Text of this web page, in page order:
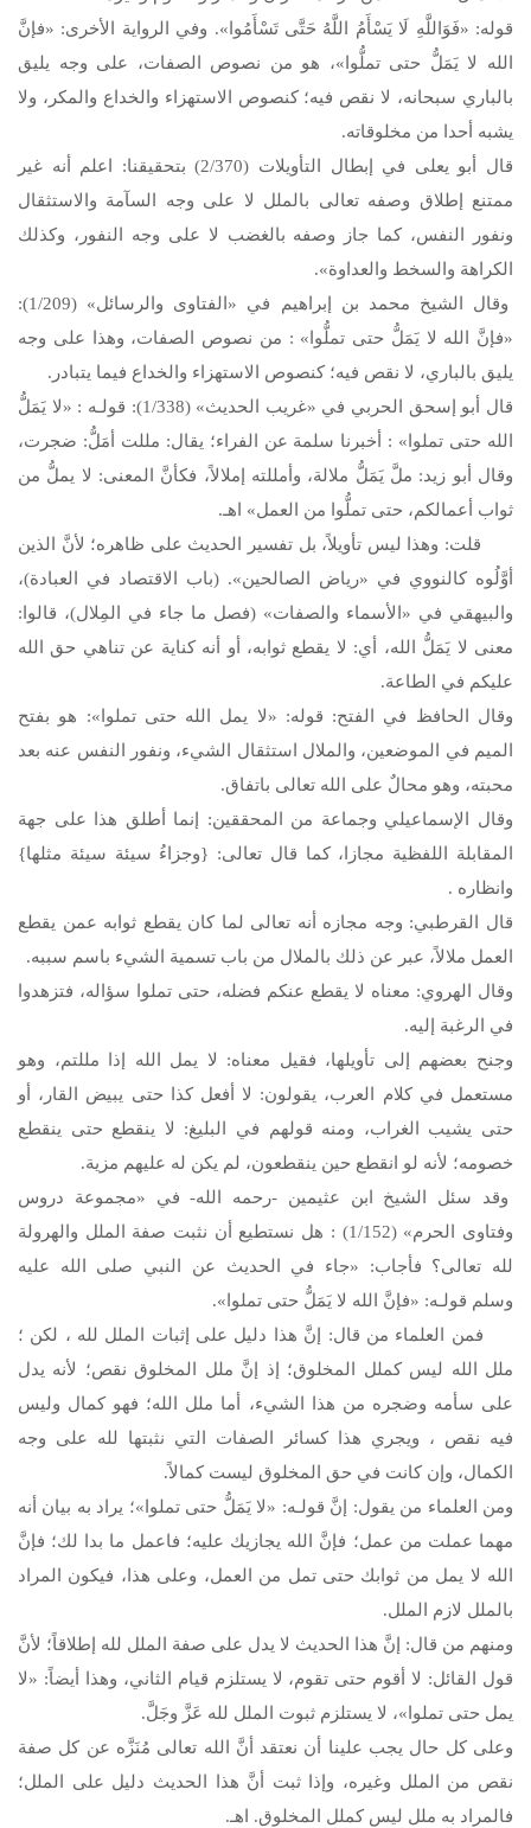
قوله: «فَوَاللَّهِ لَا يَسْأَمُ اللَّهُ حَتَّى تَسْأَمُوا». وفي الرواية الأخرى: «فإنَّ
الله لا يَمَلُّ حتى تملُّوا»، هو من نصوص الصفات، على وجه يليق
بالباري سبحانه، لا نقص فيه؛ كنصوص الاستهزاء والخداع والمكر، ولا
يشبه أحدا من مخلوقاته.
قال أبو يعلى في إبطال التأويلات (2/370) بتحقيقنا: اعلم أنه غير
ممتنع إطلاق وصفه تعالى بالملل لا على وجه السآمة والاستثقال
ونفور النفس، كما جاز وصفه بالغضب لا على وجه النفور، وكذلك
الكراهة والسخط والعداوة».
وقال الشيخ محمد بن إبراهيم في «الفتاوى والرسائل» (1/209):
«فإنَّ الله لا يَمَلُّ حتى تملُّوا» : من نصوص الصفات، وهذا على وجه
يليق بالباري، لا نقص فيه؛ كنصوص الاستهزاء والخداع فيما يتبادر.
قال أبو إسحق الحربي في «غريب الحديث» (1/338): قولـه : «لا يَمَلُّ
الله حتى تملوا» : أخبرنا سلمة عن الفراء؛ يقال: مللت أمَلُّ: ضجرت،
وقال أبو زيد: ملَّ يَمَلُّ ملالة، وأمللته إملالاً، فكأنَّ المعنى: لا يملُّ من
ثواب أعمالكم، حتى تملُّوا من العمل» اهـ.
قلت: وهذا ليس تأويلاً، بل تفسير الحديث على ظاهره؛ لأنَّ الذين
أوَّلُوه كالنووي في «رياض الصالحين». (باب الاقتصاد في العبادة)،
والبيهقي في «الأسماء والصفات» (فصل ما جاء في المِلال)، قالوا:
معنى لا يَمَلُّ الله، أي: لا يقطع ثوابه، أو أنه كناية عن تناهي حق الله
عليكم في الطاعة.
وقال الحافظ في الفتح: قوله: «لا يمل الله حتى تملوا»: هو بفتح
الميم في الموضعين، والملال استثقال الشيء، ونفور النفس عنه بعد
محبته، وهو محالٌ على الله تعالى باتفاق.
وقال الإسماعيلي وجماعة من المحققين: إنما أطلق هذا على جهة
المقابلة اللفظية مجازا، كما قال تعالى: {وجزاءُ سيئة سيئة مثلها}
وانظاره .
قال القرطبي: وجه مجازه أنه تعالى لما كان يقطع ثوابه عمن يقطع
العمل ملالاً، عبر عن ذلك بالملال من باب تسمية الشيء باسم سببه.
وقال الهروي: معناه لا يقطع عنكم فضله، حتى تملوا سؤاله، فتزهدوا
في الرغبة إليه.
وجنح بعضهم إلى تأويلها، فقيل معناه: لا يمل الله إذا مللتم، وهو
مستعمل في كلام العرب، يقولون: لا أفعل كذا حتى يبيض القار، أو
حتى يشيب الغراب، ومنه قولهم في البليغ: لا ينقطع حتى ينقطع
خصومه؛ لأنه لو انقطع حين ينقطعون، لم يكن له عليهم مزية.
وقد سئل الشيخ ابن عثيمين -رحمه الله- في «مجموعة دروس
وفتاوى الحرم» (1/152) : هل نستطيع أن نثبت صفة الملل والهرولة
لله تعالى؟ فأجاب: «جاء في الحديث عن النبي صلى الله عليه
وسلم قولـه: «فإنَّ الله لا يَمَلُّ حتى تملوا».
فمن العلماء من قال: إنَّ هذا دليل على إثبات الملل لله ، لكن ؛
ملل الله ليس كملل المخلوق؛ إذ إنَّ ملل المخلوق نقص؛ لأنه يدل
على سأمه وضجره من هذا الشيء، أما ملل الله؛ فهو كمال وليس
فيه نقص ، ويجري هذا كسائر الصفات التي نثبتها لله على وجه
الكمال، وإن كانت في حق المخلوق ليست كمالاً.
ومن العلماء من يقول: إنَّ قولـه: «لا يَمَلُّ حتى تملوا»؛ يراد به بيان أنه
مهما عملت من عمل؛ فإنَّ الله يجازيك عليه؛ فاعمل ما بدا لك؛ فإنَّ
الله لا يمل من ثوابك حتى تمل من العمل، وعلى هذا، فيكون المراد
بالملل لازم الملل.
ومنهم من قال: إنَّ هذا الحديث لا يدل على صفة الملل لله إطلاقاً؛ لأنَّ
قول القائل: لا أقوم حتى تقوم، لا يستلزم قيام الثاني، وهذا أيضاً: «لا
يمل حتى تملوا»، لا يستلزم ثبوت الملل لله عَزَّ وجَلَّ.
وعلى كل حال يجب علينا أن نعتقد أنَّ الله تعالى مُنَزَّه عن كل صفة
نقص من الملل وغيره، وإذا ثبت أنَّ هذا الحديث دليل على الملل؛
فالمراد به ملل ليس كملل المخلوق. اهـ.